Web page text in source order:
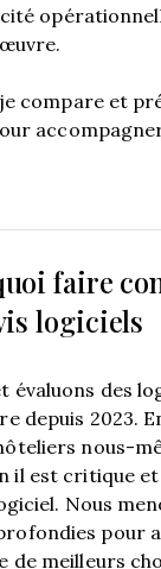
compare et
faire
logiciels
évaluons des
depuis 2023.
nous-
il est critique
Nous
pour
de meilleurs